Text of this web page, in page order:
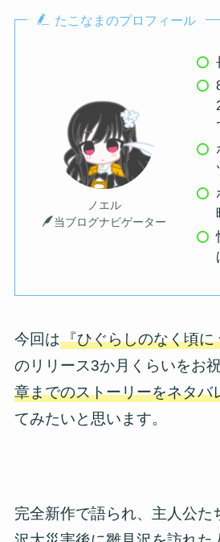
たこなまのプロフィール
ノエル
当ブログナビゲーター
今回は『ひぐらしのなく頃に
のリリース3か月くらいをお
章までのストーリーをネタバ
てみたいと思います。
完全新作で語られ、主人公た